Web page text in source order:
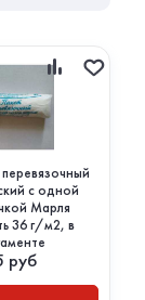
с одной
Марля
36 г/м2, в
руб